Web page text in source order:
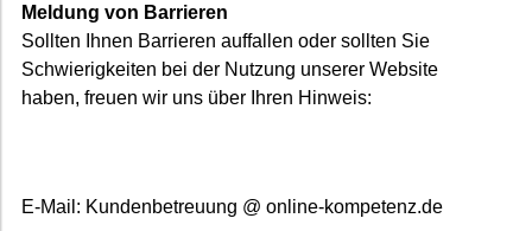
Meldung von Barrieren
Sollten Ihnen Barrieren auffallen oder sollten Sie
Schwierigkeiten bei der Nutzung unserer Website
haben, freuen wir uns über Ihren Hinweis:
E-Mail: Kundenbetreuung @ online-kompetenz.de